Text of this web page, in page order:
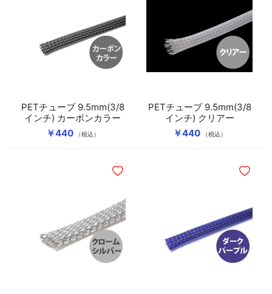
￥440 （税込）
PETチューブ 9.5mm(3/8
インチ) カーボンカラー
￥440 （税込）
PETチューブ 9.5mm(3/8
インチ) クリアー
ほしいものリストに追加 ほしい